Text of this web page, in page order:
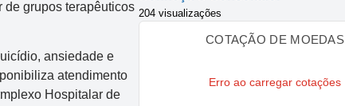
de grupos terapêuticos
ansiedade e
atendimento
Hospitalar de
204 visualizações
COTAÇÃO DE MOEDAS
Erro ao carregar cotações